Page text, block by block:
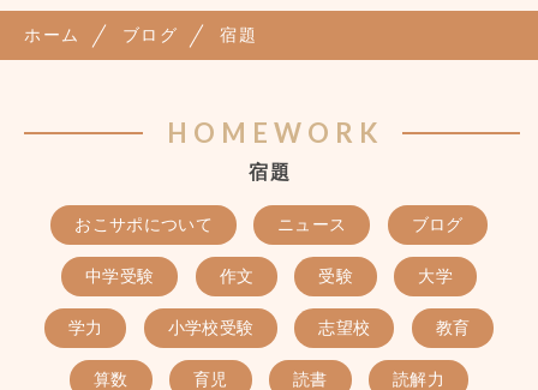
ホーム ブログ 宿題
HOMEWORK
宿題
おこサポについて ニュース ブログ
中学受験 作文 受験 大学
学力 小学校受験 志望校 教育
算数 育児 読書 読解力